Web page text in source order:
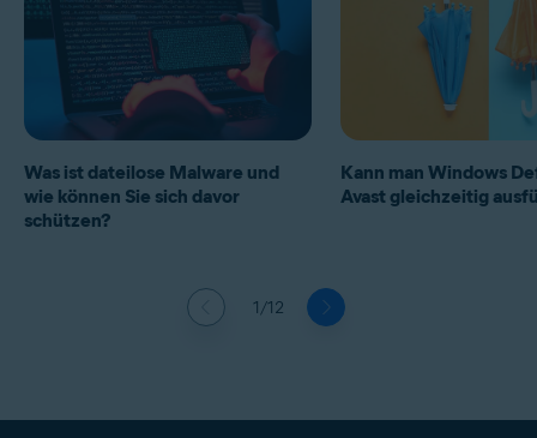
1/12
Was ist dateilose Malware und
wie können Sie sich davor
schützen?
Kann man Windows
Avast gleichzeitig